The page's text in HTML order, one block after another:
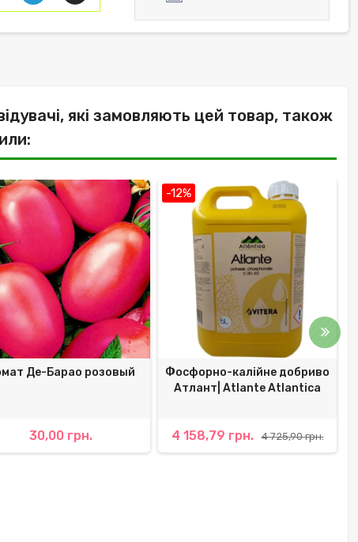
які замовляють цей товар, також
Де-Барао розовый
30,00 грн.
-12%
Фосфорно-калійне добриво
Атлант| Atlante Atlantica
4 158,79 грн. 4 725,90 грн.